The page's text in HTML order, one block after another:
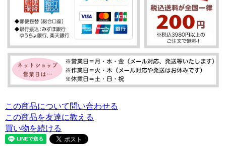
この商品について問い合わせる
この商品を友達に教える
買い物を続ける